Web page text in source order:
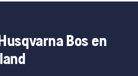
boomverzorging. Onze
ontwikkeld voor en in
met de gemeenschap van
Bos en